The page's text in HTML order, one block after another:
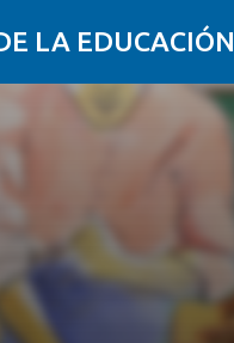
LA EDUCACIÓN